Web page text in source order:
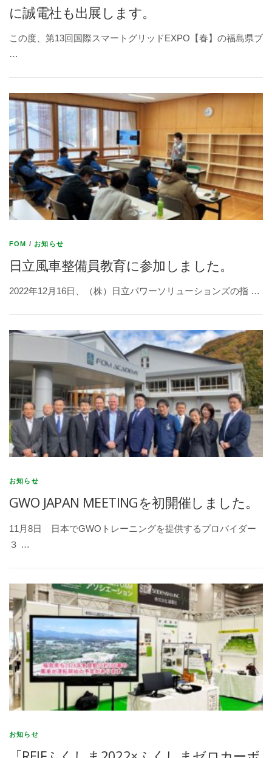
に誠電社も出展します。
この度、第13回国際スマートグリッドEXPO【春】の福島県ブ
…
FOM / お知らせ
日立風車整備員教育に参加しました。
2022年12月16日、（株）日立パワーソリューションズの指 …
お知らせ
GWO JAPAN MEETINGを初開催しました。
11月8日 日本でGWOトレーニングを提供するプロバイダー
３ …
お知らせ